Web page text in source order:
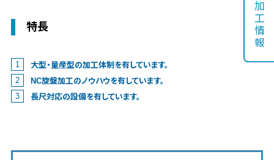
特長
大型・量産型の加工体制を有しています。
NC旋盤加工のノウハウを有しています。
長尺対応の設備を有しています。
加
工
情
報